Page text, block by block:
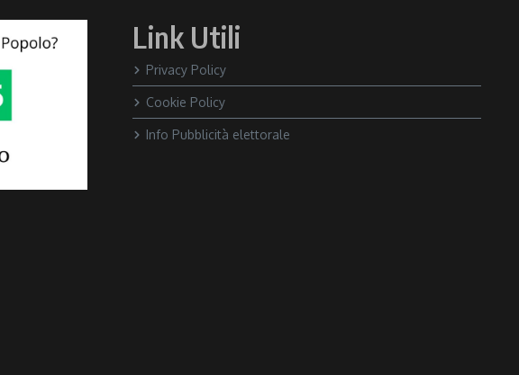
Link Utili
Privacy Policy
Cookie Policy
Info Pubblicità elettorale